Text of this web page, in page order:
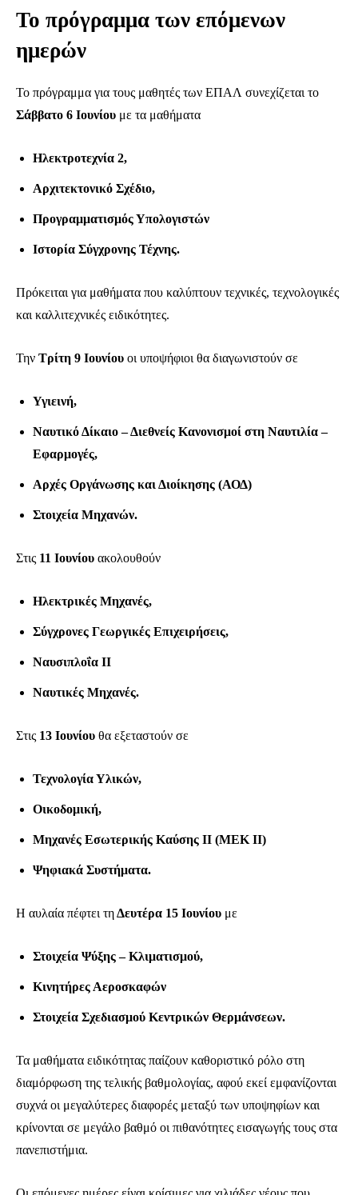
Ενταχθείτε στην κοινότητα των
συνδρομητών μας και γίνετε μέρος της
Για να εγγραφείτε, απλά εισάγετε τη διεύθυνση email σας στην ιστοσελίδα
ασφαλή σε εμάς.
ΕΓΓΡΑΦΉ
Το πρόγραμμα των επόμενων
ημερών
Το πρόγραμμα για τους μαθητές των ΕΠΑΛ συνεχίζεται το
Σάββατο 6 Ιουνίου με τα μαθήματα
Ηλεκτροτεχνία 2,
Αρχιτεκτονικό Σχέδιο,
Προγραμματισμός Υπολογιστών
Ιστορία Σύγχρονης Τέχνης.
Πρόκειται για μαθήματα που καλύπτουν τεχνικές, τεχνολογικές
και καλλιτεχνικές ειδικότητες.
Την Τρίτη 9 Ιουνίου οι υποψήφιοι θα διαγωνιστούν σε
Υγιεινή,
Ναυτικό Δίκαιο – Διεθνείς Κανονισμοί στη Ναυτιλία –
Εφαρμογές,
Αρχές Οργάνωσης και Διοίκησης (ΑΟΔ)
Στοιχεία Μηχανών.
Στις 11 Ιουνίου ακολουθούν
Ηλεκτρικές Μηχανές,
Σύγχρονες Γεωργικές Επιχειρήσεις,
Ναυσιπλοΐα II
Ναυτικές Μηχανές.
Στις 13 Ιουνίου θα εξεταστούν σε
Τεχνολογία Υλικών,
Οικοδομική,
Μηχανές Εσωτερικής Καύσης II (ΜΕΚ II)
Ψηφιακά Συστήματα.
Η αυλαία πέφτει τηΔευτέρα 15 Ιουνίου με
Στοιχεία Ψύξης – Κλιματισμού,
Κινητήρες Αεροσκαφών
Στοιχεία Σχεδιασμού Κεντρικών Θερμάνσεων.
Τα μαθήματα ειδικότητας παίζουν καθοριστικό ρόλο στη
διαμόρφωση της τελικής βαθμολογίας, αφού εκεί εμφανίζονται
συχνά οι μεγαλύτερες διαφορές μεταξύ των υποψηφίων και
κρίνονται σε μεγάλο βαθμό οι πιθανότητες εισαγωγής τους στα
πανεπιστήμια.